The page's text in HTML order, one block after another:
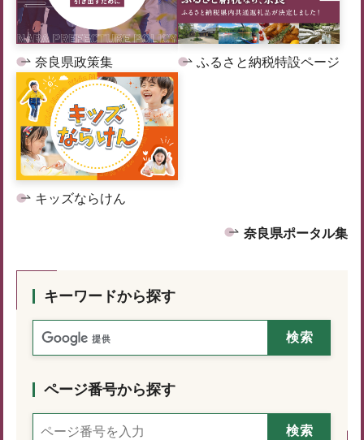
奈良県政策集 ふるさと納税特設ページ
キッズならけん
奈良県ポータル集
キーワードから探す
ページ番号から探す